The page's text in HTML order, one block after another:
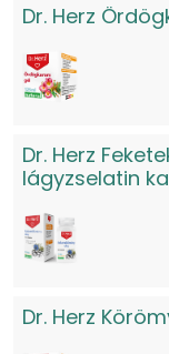
Dr. Herz
Dr. Herz
lágyzselatin
Dr. Herz